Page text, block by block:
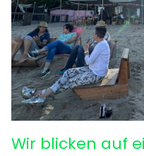
Wir blicken auf